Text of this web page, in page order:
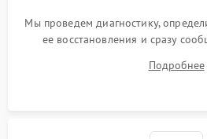
Мы проведем диагностику,
ее восстановления и сразу
Подробнее